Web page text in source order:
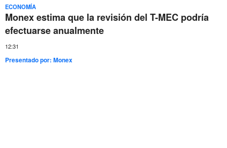
ECONOMÍA
Monex estima que la revisión del T-MEC podría
efectuarse anualmente
12:31
Presentado por:Monex